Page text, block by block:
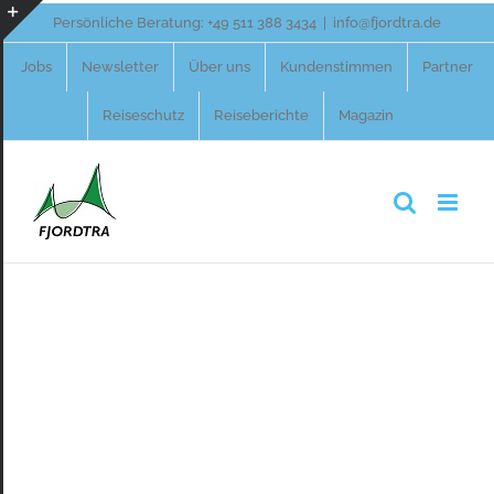
Zum
Persönliche Beratung: +49 511 388 3434 info@fjordtra.de
Jobs Newsletter Über uns Kundenstimmen Partner
Reiseschutz Reiseberichte Magazin
Toggle